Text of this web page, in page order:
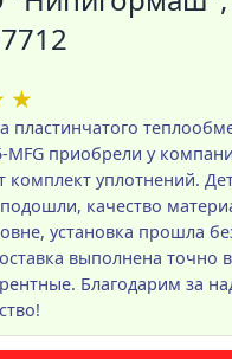
★
пластинчатого
MFG приобрели у
комплект уплотнений.
качество
установка прошла
выполнена точно
Благодарим за